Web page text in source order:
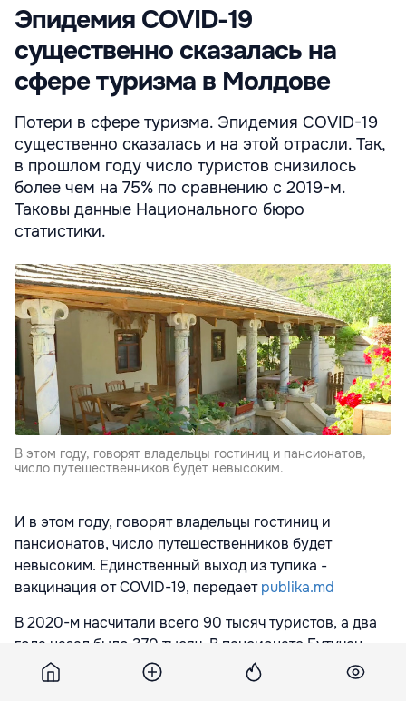
Эпидемия COVID-19
существенно сказалась на
сфере туризма в Молдове
Потери в сфере туризма. Эпидемия COVID-19
существенно сказалась и на этой отрасли. Так,
в прошлом году число туристов снизилось
более чем на 75% по сравнению с 2019-м.
Таковы данные Национального бюро
статистики.
В этом году, говорят владельцы гостиниц и пансионатов,
число путешественников будет невысоким.
И в этом году, говорят владельцы гостиниц и
пансионатов, число путешественников будет
невысоким. Единственный выход из тупика -
вакцинация от COVID-19, передаетpublika.md
В 2020-м насчитали всего 90 тысяч туристов, а два
года назад было 370 тысяч. В пансионате Бутучен
гостей принимали лишь с августа, до того времени
он был закрыт.